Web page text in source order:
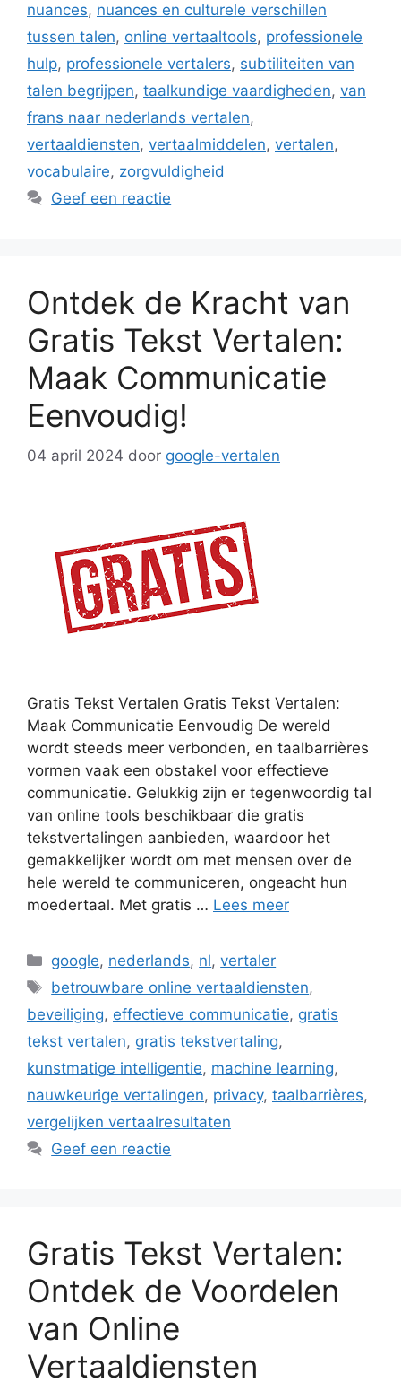
nuances, nuances en culturele verschillen
tussen talen, online vertaaltools, professionele
hulp, professionele vertalers, subtiliteiten van
talen begrijpen, taalkundige vaardigheden, van
frans naar nederlands vertalen,
vertaaldiensten, vertaalmiddelen, vertalen,
vocabulaire, zorgvuldigheid
Geef een reactie
Ontdek de Kracht van
Gratis Tekst Vertalen:
Maak Communicatie
Eenvoudig!
04 april 2024 door google-vertalen
Gratis Tekst Vertalen Gratis Tekst Vertalen:
Maak Communicatie Eenvoudig De wereld
wordt steeds meer verbonden, en taalbarrières
vormen vaak een obstakel voor effectieve
communicatie. Gelukkig zijn er tegenwoordig tal
van online tools beschikbaar die gratis
tekstvertalingen aanbieden, waardoor het
gemakkelijker wordt om met mensen over de
hele wereld te communiceren, ongeacht hun
moedertaal. Met gratis … Lees meer
Categorieën
google, nederlands, nl,vertaler
Tags
betrouwbare online vertaaldiensten,
beveiliging, effectieve communicatie, gratis
tekst vertalen, gratis tekstvertaling,
kunstmatige intelligentie, machine learning,
nauwkeurige vertalingen, privacy, taalbarrières,
vergelijken vertaalresultaten
Geef een reactie
Gratis Tekst Vertalen:
Ontdek de Voordelen
van Online
Vertaaldiensten